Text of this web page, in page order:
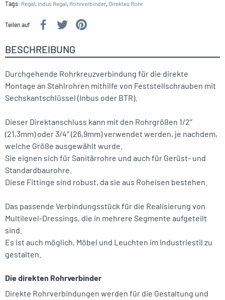
Tags: Regal, Indus Regal, Rohrverbinder, Direktes Rohr
Teilen auf
BESCHREIBUNG
Durchgehende Rohrkreuzverbindung für die direkte
Montage an Stahlrohren mithilfe von Feststellschrauben mit
Sechskantschlüssel (Inbus oder BTR).
Dieser Direktanschluss kann mit den Rohrgrößen 1/2″
(21,3mm) oder 3/4″ (26,9mm) verwendet werden, je nachdem,
welche Größe ausgewählt wurde.
Sie eignen sich für Sanitärrohre und auch für Gerüst- und
Standardbaurohre.
Diese Fittinge sind robust, da sie aus Roheisen bestehen.
Das passende Verbindungsstück für die Realisierung von
Multilevel-Dressings, die in mehrere Segmente aufgeteilt
sind.
Es ist auch möglich, Möbel und Leuchten im Industriestil zu
gestalten.
Die direkten Rohrverbinder
Direkte Rohrverbindungen werden für die Gestaltung und